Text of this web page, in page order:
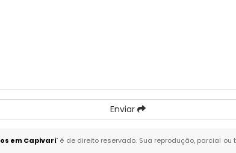
Enviar
em Capivari" é de direito reservado. Sua reprodução, parcial